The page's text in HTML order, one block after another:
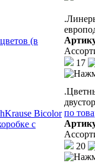
17
по
20